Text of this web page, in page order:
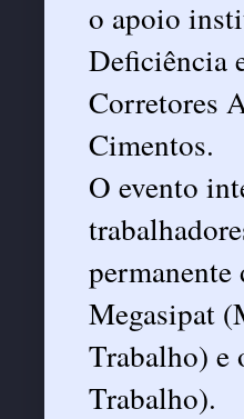
o apoio
Deficiência
Corretores
Cimentos.
O evento
Megasipat
Trabalho) e
Trabalho).